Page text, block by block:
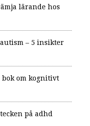
lärande hos
– 5 insikter
om kognitivt
på adhd